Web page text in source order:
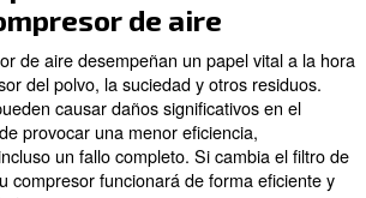
sobre los filtros de aire
útil de sus compresores. A
sobre la importancia de los
con qué frecuencia deben
cómo hacerlo.